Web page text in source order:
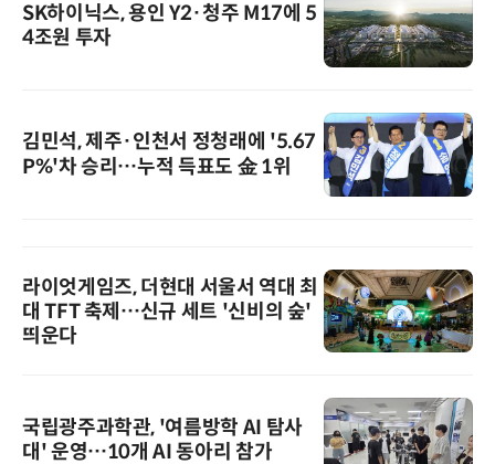
SK하이닉스, 용인 Y2·청주 M17에 5
4조원 투자
김민석, 제주·인천서 정청래에 '5.67
P%'차 승리…누적 득표도 金 1위
라이엇게임즈, 더현대 서울서 역대 최
대 TFT 축제…신규 세트 '신비의 숲'
띄운다
국립광주과학관, '여름방학 AI 탐사
대' 운영…10개 AI 동아리 참가